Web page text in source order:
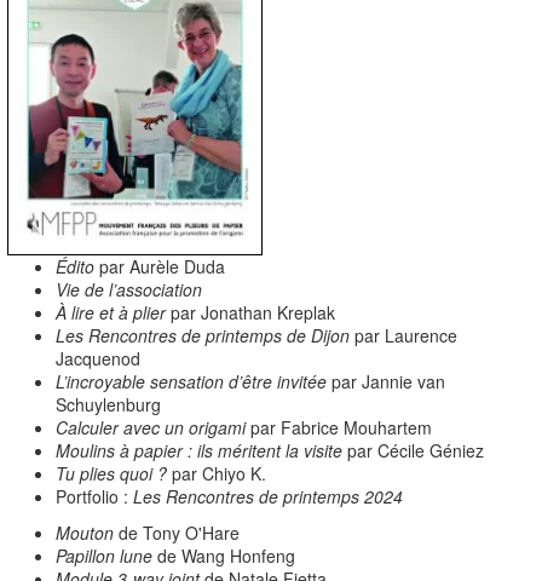
Édito par Aurèle Duda
Vie de l’association
À lire et à plierpar Jonathan Kreplak
Les Rencontres de printemps de Dijon par Laurence
Jacquenod
L’incroyable sensation d’être invitée par Jannie van
Schuylenburg
Calculer avec un origamipar Fabrice Mouhartem
Moulins à papier : ils méritent la visite par Cécile Géniez
Tu plies quoi ? par Chiyo K.
Portfolio : Les Rencontres de printemps 2024
Mouton de Tony O'Hare
Papillon lune de Wang Honfeng